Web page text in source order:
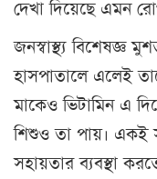
দেখা দিয়েছে এমন
জনস্বাস্থ্য বিশেষজ্ঞ
হাসপাতালে এলেই
মাকেও ভিটামিন এ
শিশুও তা পায়। একই
সহায়তার ব্যবস্থা